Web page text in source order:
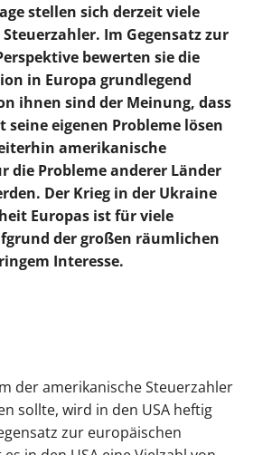
stellen sich derzeit viele
Im Gegensatz zur
bewerten sie die
in Europa grundlegend
ihnen sind der Meinung, dass
seine eigenen Probleme lösen
amerikanische
die Probleme anderer Länder
Der Krieg in der Ukraine
Europas ist für viele
der großen räumlichen
Interesse.
der amerikanische Steuerzahler
sollte, wird in den USA heftig
zur europäischen